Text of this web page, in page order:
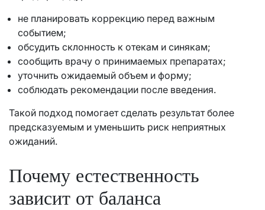
не планировать коррекцию перед важным
событием;
обсудить склонность к отекам и синякам;
сообщить врачу о принимаемых препаратах;
уточнить ожидаемый объем и форму;
соблюдать рекомендации после введения.
Такой подход помогает сделать результат более
предсказуемым и уменьшить риск неприятных
ожиданий.
Почему естественность
зависит от баланса